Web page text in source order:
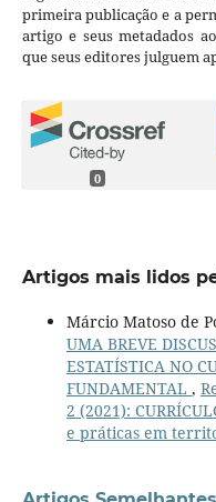
primeira publicação e a
artigo e seus metadados
que seus editores julguem
0
Artigos mais lidos
Márcio Matoso de
UMA BREVE
ESTATÍSTICA NO
FUNDAMENTAL ,
2 (2021):
e práticas em